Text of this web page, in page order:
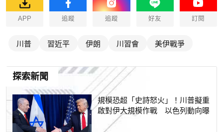
APP 追蹤 追蹤 好友 訂閱
川普 習近平 伊朗 川習會 美伊戰爭
探索新聞
規模恐超「史詩怒火」！川普擬重
啟對伊大規模作戰 以色列動向曝